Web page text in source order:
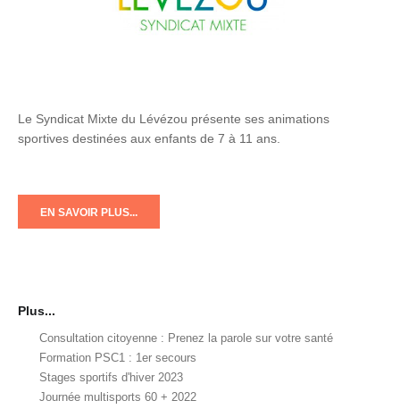
Le Syndicat Mixte du Lévézou présente ses animations
sportives destinées aux enfants de 7 à 11 ans.
EN SAVOIR PLUS...
Plus...
Consultation citoyenne : Prenez la parole sur votre santé
Formation PSC1 : 1er secours
Stages sportifs d'hiver 2023
Journée multisports 60 + 2022